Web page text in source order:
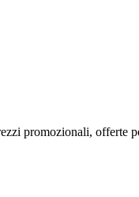
promozionali, offerte